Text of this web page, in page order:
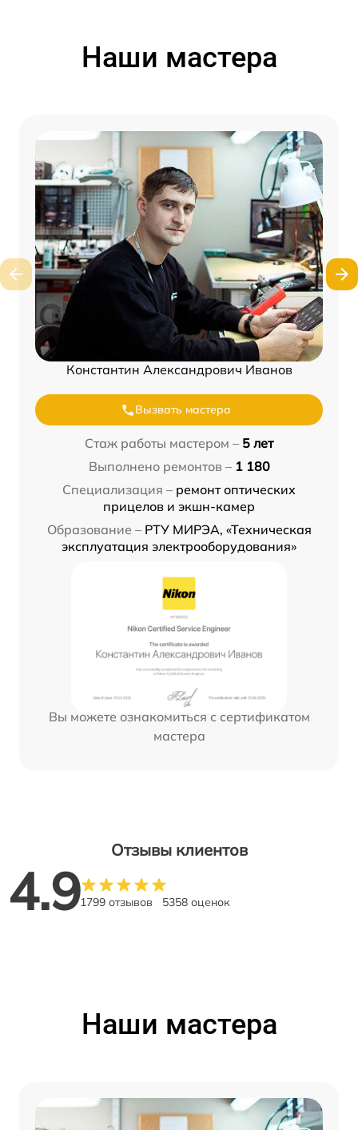
Наши мастера
Константин Александрович Иванов
Вызвать мастера
Стаж работы мастером – 5 лет
Выполнено ремонтов – 1 180
Специализация – ремонт оптических
прицелов и экшн-камер
Образование – РТУ МИРЭА, «Техническая
эксплуатация электрооборудования»
Вы можете ознакомиться с сертификатом
мастера
Отзывы клиентов
4.91799 отзывов 5358 оценок
Наши мастера